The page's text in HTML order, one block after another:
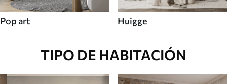
Pop art Huigge
TIPO DE HABITACIÓN